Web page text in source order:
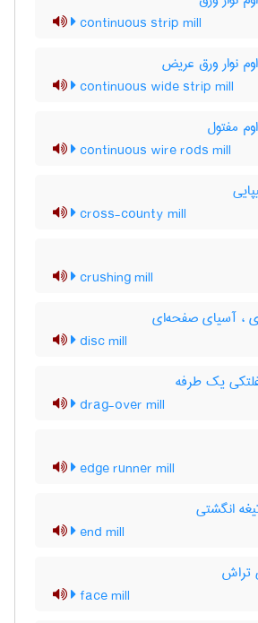
continuous strip mill
نوار ورق عریض
continuous wide strip mill
مفتول
continuous wire rods mill
cross-county mill
crushing mill
، آسیای صفحه‌ای
disc mill
یک طرفه
drag-over mill
edge runner mill
انگشتی
end mill
تراش
face mill